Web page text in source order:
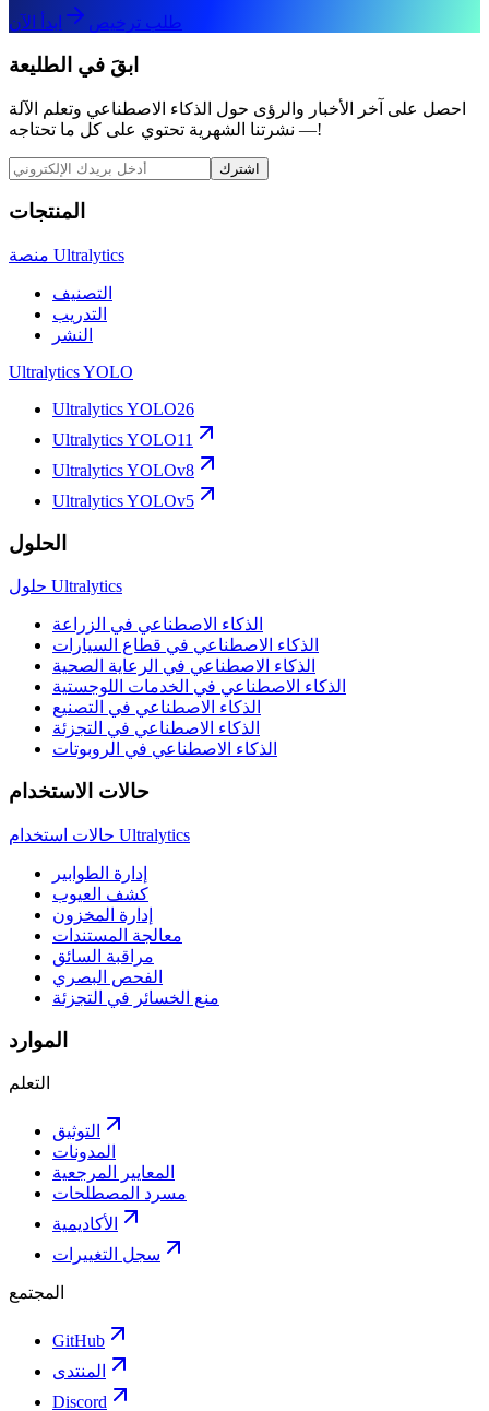
طلب ترخيص ابدأ الآن
ابقَ في الطليعة
احصل على آخر الأخبار والرؤى حول الذكاء الاصطناعي وتعلم الآلة
— نشرتنا الشهرية تحتوي على كل ما تحتاجه!
اشترك
المنتجات
منصة Ultralytics
التصنيف
التدريب
النشر
Ultralytics YOLO
Ultralytics YOLO26
Ultralytics YOLO11
Ultralytics YOLOv8
Ultralytics YOLOv5
الحلول
حلول Ultralytics
الذكاء الاصطناعي في الزراعة
الذكاء الاصطناعي في قطاع السيارات
الذكاء الاصطناعي في الرعاية الصحية
الذكاء الاصطناعي في الخدمات اللوجستية
الذكاء الاصطناعي في التصنيع
الذكاء الاصطناعي في التجزئة
الذكاء الاصطناعي في الروبوتات
حالات الاستخدام
حالات استخدام Ultralytics
إدارة الطوابير
كشف العيوب
إدارة المخزون
معالجة المستندات
مراقبة السائق
الفحص البصري
منع الخسائر في التجزئة
الموارد
التعلم
التوثيق
المدونات
المعايير المرجعية
مسرد المصطلحات
الأكاديمية
سجل التغييرات
المجتمع
GitHub
المنتدى
Discord